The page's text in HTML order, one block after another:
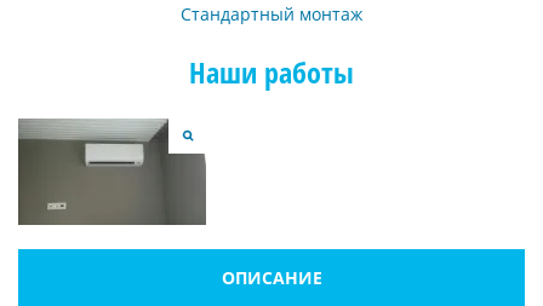
Стандартный монтаж
Наши работы
ОПИСАНИЕ